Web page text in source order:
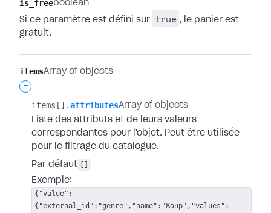
is_freeboolean
Si ce paramètre est défini sur
true , le panier est
gratuit.
itemsArray of objects
-
items[].​attributesArray of objects
Liste des attributs et de leurs valeurs
correspondantes pour l'objet. Peut être utilisée
pour le filtrage du catalogue.
Par défaut
Exemple:
{"value":
{"external_id":"genre","name":"Жанр","values":